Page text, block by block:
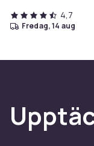
4,7
fredag, 14 aug